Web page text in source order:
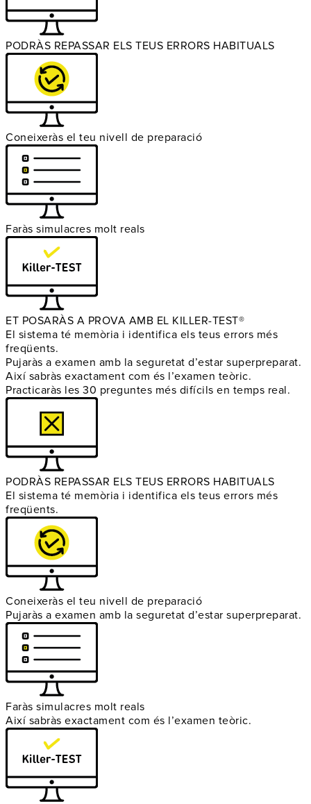
PODRÀS REPASSAR ELS TEUS ERRORS HABITUALS
Coneixeràs el teu nivell de preparació
Faràs simulacres molt reals
ET POSARÀS A PROVA AMB EL KILLER-TEST®
El sistema té memòria i identifica els teus errors més
freqüents.
Pujaràs a examen amb la seguretat d’estar superpreparat.
Així sabràs exactament com és l’examen teòric.
Practicaràs les 30 preguntes més difícils en temps real.
PODRÀS REPASSAR ELS TEUS ERRORS HABITUALS
El sistema té memòria i identifica els teus errors més
freqüents.
Coneixeràs el teu nivell de preparació
Pujaràs a examen amb la seguretat d’estar superpreparat.
Faràs simulacres molt reals
Així sabràs exactament com és l’examen teòric.